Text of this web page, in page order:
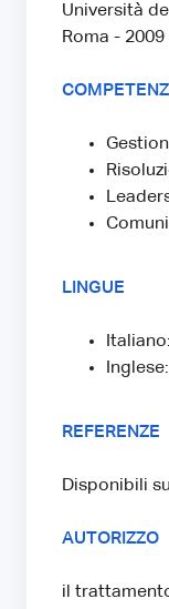
Università
Roma -
LINGUE
REFERENZE
Disponibili
AUTORIZZO
il